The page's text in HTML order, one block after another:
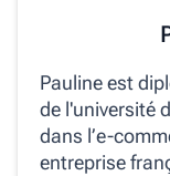
Pauline est
de l'université
dans l’e-
entreprise